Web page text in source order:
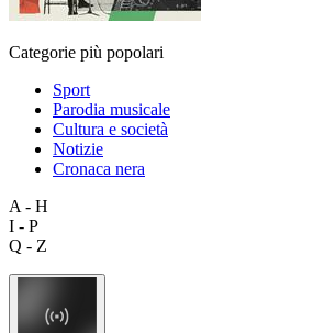
Categorie più popolari
Sport
Parodia musicale
Cultura e società
Notizie
Cronaca nera
A - H
I - P
Q - Z